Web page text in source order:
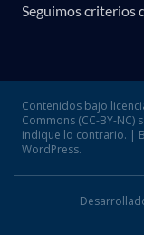
Seguimos criterios
Contenidos bajo
Commons (CC-BY-NC)
indique lo contrario. |
WordPress.